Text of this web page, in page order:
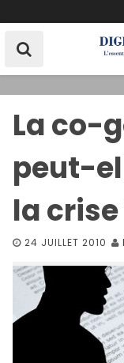
k
La co-
peut-
la crise
24 JUILLET 2010